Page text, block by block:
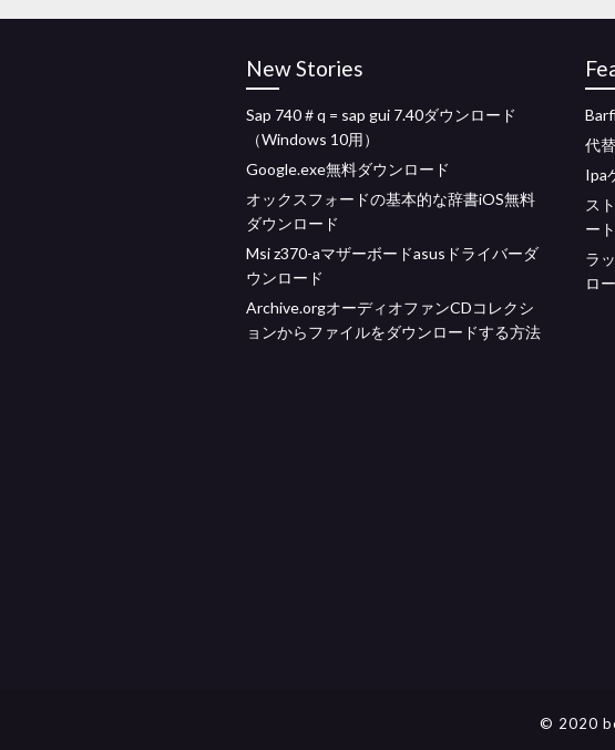
New Stories
Sap 740＃q = sap gui 7.40ダウンロード
（Windows 10用）
Google.exe無料ダウンロード
オックスフォードの基本的な辞書iOS無料
ダウンロード
Msi z370-aマザーボードasusドライバーダ
ウンロード
Archive.orgオーディオファンCDコレクシ
ョンからファイルをダウンロードする方法
代
Ipa
ス
ー
ラ
ロ
© 2020